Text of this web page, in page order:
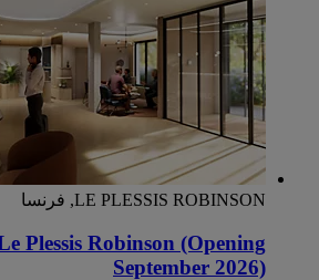
LE PLESSIS ROBINSON, فرنسا
Plessis Robinson (Opening
September 2026)